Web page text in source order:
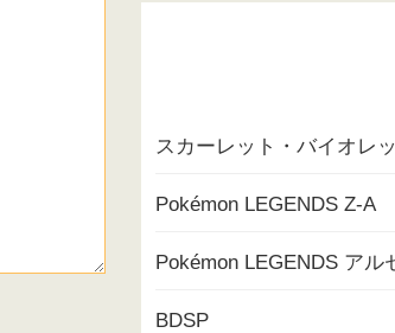
スカーレット・バイオレ
Pokémon LEGENDS Z-A
Pokémon LEGENDS アル
BDSP